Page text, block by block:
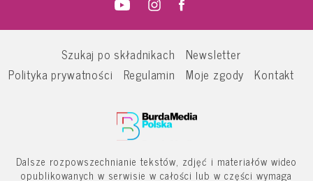
Szukaj po składnikach
Newsletter
Polityka prywatności
Regulamin Moje zgody Kontakt
Dalsze rozpowszechnianie tekstów, zdjęć i materiałów wideo
opublikowanych w serwisie w całości lub w części wymaga